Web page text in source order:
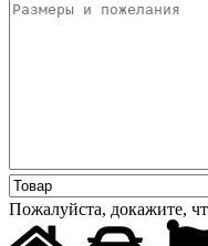
Пожалуйста, докажите,